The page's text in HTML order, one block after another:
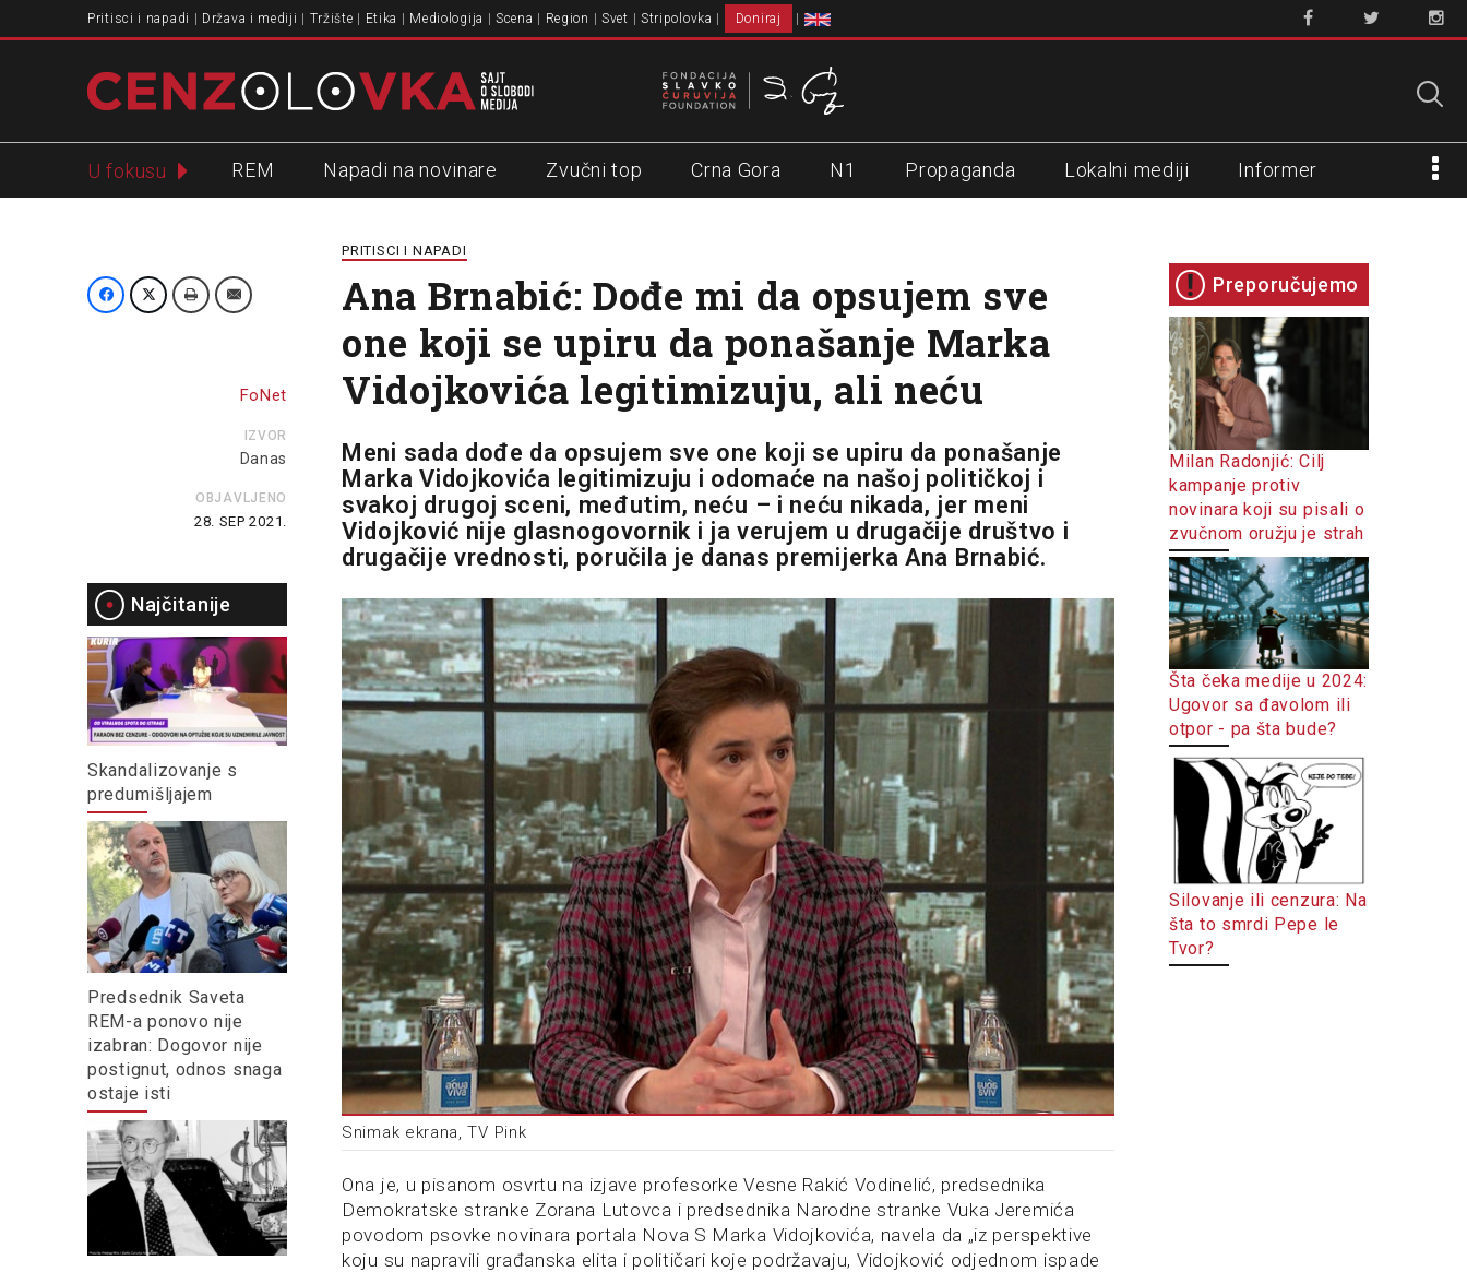
Pritisci i napadi Država i mediji Tržište Etika Mediologija Scena Region Svet Stripolovka Doniraj
U fokusu REM Napadi na novinare Zvučni top Crna Gora N1 Propaganda Lokalni mediji Informer
FoNet
IZVOR
Danas
OBJAVLJENO
28. SEP 2021.
Najčitanije
Skandalizovanje s
predumišljajem
Predsednik Saveta
REM-a ponovo nije
izabran: Dogovor nije
postignut, odnos snaga
ostaje isti
PRITISCI I NAPADI
Ana Brnabić: Dođe mi da opsujem sve
one koji se upiru da ponašanje Marka
Vidojkovića legitimizuju, ali neću
Meni sada dođe da opsujem sve one koji se upiru da ponašanje
Marka Vidojkovića legitimizuju i odomaće na našoj političkoj i
svakoj drugoj sceni, međutim, neću – i neću nikada, jer meni
Vidojković nije glasnogovornik i ja verujem u drugačije društvo i
drugačije vrednosti, poručila je danas premijerka Ana Brnabić.
Snimak ekrana, TV Pink
Ona je, u pisanom osvrtu na izjave profesorke Vesne Rakić Vodinelić, predsednika
Demokratske stranke Zorana Lutovca i predsednika Narodne stranke Vuka Jeremića
povodom psovke novinara portala Nova S Marka Vidojkovića, navela da „iz perspektive
koju su napravili građanska elita i političari koje podržavaju, Vidojković odjednom ispade
Preporučujemo
Milan Radonjić: Cilj
kampanje protiv
novinara koji su pisali o
zvučnom oružju je strah
Šta čeka medije u 2024:
Ugovor sa đavolom ili
otpor - pa šta bude?
Silovanje ili cenzura: Na
šta to smrdi Pepe le
Tvor?